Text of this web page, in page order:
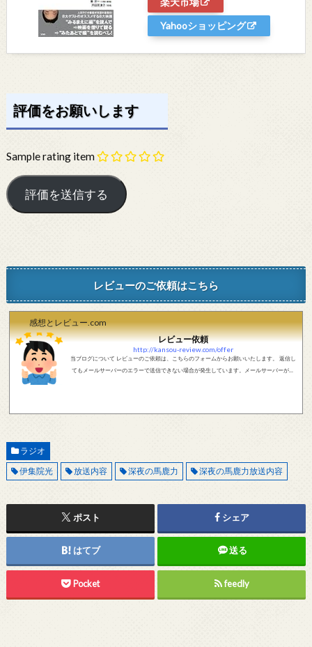
Yahooショッピング
評価をお願いします
Sample rating item
レビューのご依頼はこちら
感想とレビュー.com
レビュー依頼
http://kansou-review.com/offer
当ブログについて レビューのご依頼は、こちらのフォームからお願いいたします。 返信し
てもメールサーバーのエラーで送信できない場合が発生しています。メールサーバーが正
ラジオ
伊集院光
放送内容 深夜の馬鹿力 深夜の馬鹿力放送内容
ポスト シェア
はてブ 送る
Pocket feedly